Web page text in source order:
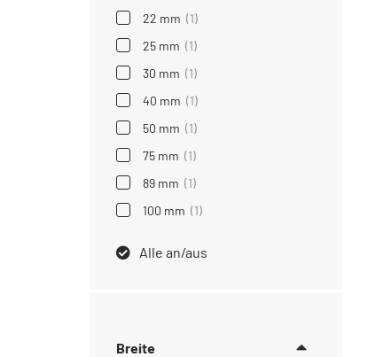
22 mm (1)
25 mm (1)
30 mm (1)
40 mm (1)
50 mm (1)
75 mm (1)
89 mm (1)
100 mm (1)
Alle an/aus
Breite